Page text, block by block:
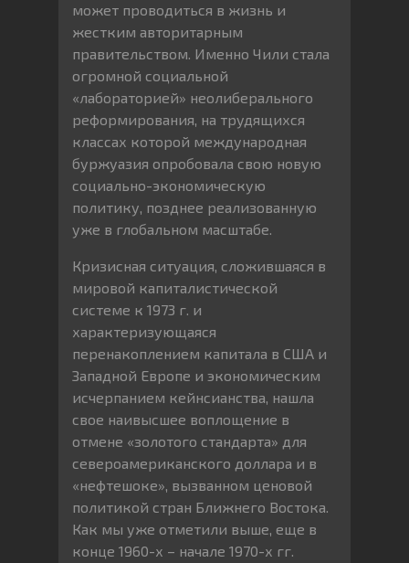
может проводиться в жизнь и
жестким авторитарным
правительством. Именно Чили стала
огромной социальной
«лабораторией» неолиберального
реформирования, на трудящихся
классах которой международная
буржуазия опробовала свою новую
социально-экономическую
политику, позднее реализованную
уже в глобальном масштабе.
Кризисная ситуация, сложившаяся в
мировой капиталистической
системе к 1973 г. и
характеризующаяся
перенакоплением капитала в США и
Западной Европе и экономическим
исчерпанием кейнсианства, нашла
свое наивысшее воплощение в
отмене «золотого стандарта» для
североамериканского доллара и в
«нефтешоке», вызванном ценовой
политикой стран Ближнего Востока.
Как мы уже отметили выше, еще в
конце 1960-х – начале 1970-х гг.